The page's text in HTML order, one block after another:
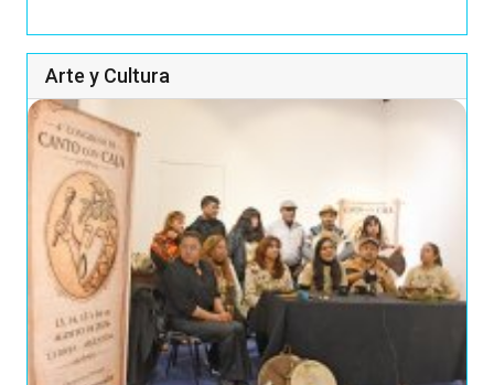
Arte y Cultura